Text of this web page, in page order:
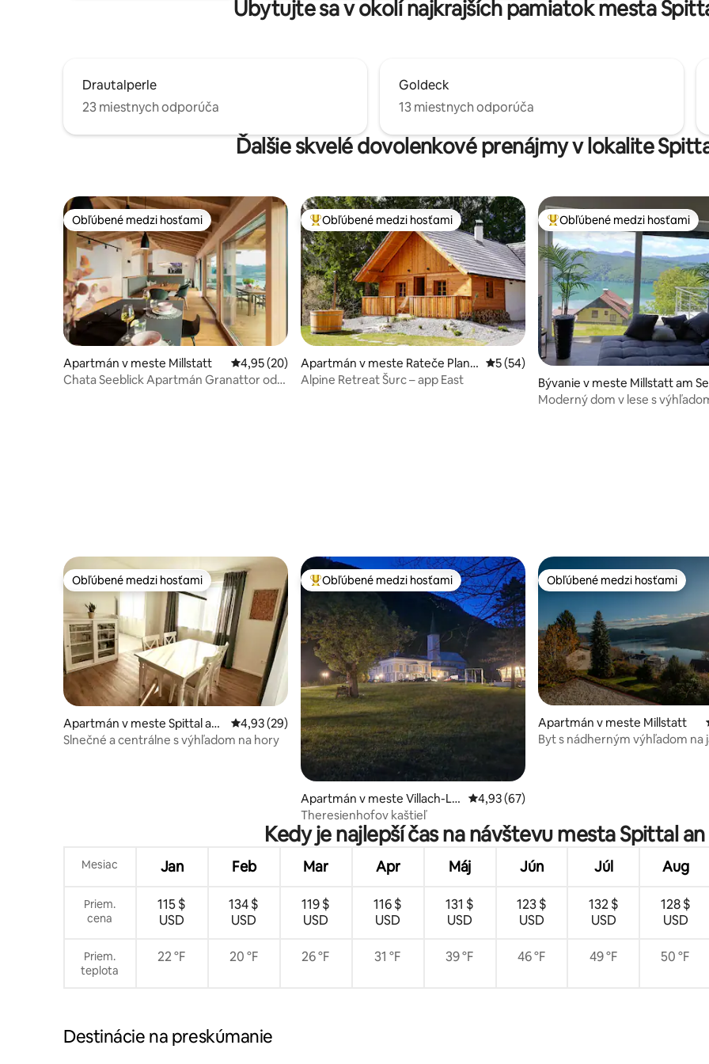
Ubytujte sa v okolí najkrajších pamiatok mesta
Drautalperle
23 miestnych odporúča
Goldeck
13 miestnych odporúča
Ďalšie skvelé dovolenkové prenájmy v lokalite
Obľúbené medzi hosťami
Obľúbené medzi hosťami
Apartmán v meste Millstatt Priemerné ohodnotenie 4,95 z 5, počet hodnotení: 20
4,95 (20)
Chata Seeblick Apartmán Granattor od
Najobľúbenejšie medzi hosťami
Obľúbené medzi hosťami
Apartmán v meste Rateče Planic
a
Priemerné ohodnotenie 5 z 5, počet
5 (54)
Alpine Retreat Šurc – app East
Najobľúbenejšie medzi hosťami
Obľúbené medzi hosťami
Bývanie v meste Millstatt am
Moderný dom v lese s
Obľúbené medzi hosťami
Obľúbené medzi hosťami
Apartmán v meste Spittal an
der Drau
Priemerné ohodnotenie 4,93 z 5, počet hodnotení: 29
4,93 (29)
Slnečné a centrálne s výhľadom na hory
Najobľúbenejšie medzi hosťami
Obľúbené medzi hosťami
Apartmán v meste Villach-La
nd
Priemerné ohodnotenie 4,93 z 5, počet
4,93 (67)
Theresienhofov kaštieľ
Obľúbené medzi hosťami
Obľúbené medzi hosťami
Apartmán v meste Millstatt
Byt s nádherným výhľadom na
Kedy je najlepší čas na návštevu mesta Spittal
Mesiac Jan Feb Mar Apr Máj Jún Júl Aug
Priem.
cena
115 $
USD
134 $
USD
119 $
USD
116 $
USD
131 $
USD
123 $
USD
132 $
USD
128 $
USD
Priem.
teplota
22 °F 20 °F 26 °F 31 °F 39 °F 46 °F 49 °F 50 °F
Destinácie na preskúmanie